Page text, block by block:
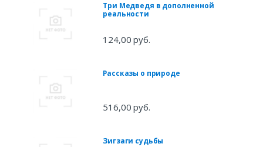
Три Медведя в дополненной
реальности
124,00 руб.
Рассказы о природе
516,00 руб.
Зигзаги судьбы